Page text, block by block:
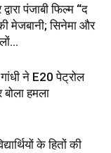
पंजाबी फिल्म “द
मेजबानी; सिनेमा और
गांधी ने E20 पेट्रोल
हमला
के हितों की